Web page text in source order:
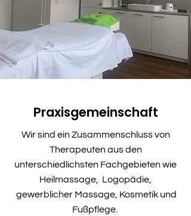
Praxisgemeinschaft
Wir sind ein Zusammenschluss von
Therapeuten aus den
unterschiedlichsten Fachgebieten wie
Heilmassage, Logopädie,
gewerblicher Massage, Kosmetik und
Fußpflege.